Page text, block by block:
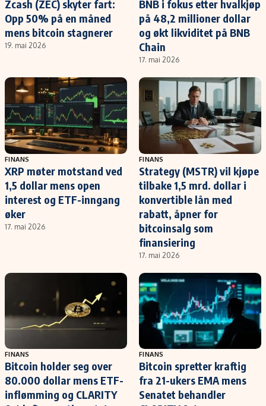
Zcash (ZEC) skyter fart:
Opp 50% på en måned
mens bitcoin stagnerer
19. mai 2026
BNB i fokus etter hvalkjøp
på 48,2 millioner dollar
og økt likviditet på BNB
Chain
17. mai 2026
FINANS
XRP møter motstand ved
1,5 dollar mens open
interest og ETF-inngang
øker
17. mai 2026
FINANS
Strategy (MSTR) vil kjøpe
tilbake 1,5 mrd. dollar i
konvertible lån med
rabatt, åpner for
bitcoinsalg som
finansiering
17. mai 2026
FINANS
Bitcoin holder seg over
80.000 dollar mens ETF-
inflømming og CLARITY
FINANS
Bitcoin spretter kraftig
fra 21-ukers EMA mens
Senatet behandler